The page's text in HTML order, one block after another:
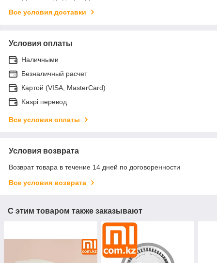
Все условия доставки
Условия оплаты
Наличными
Безналичный расчет
Картой (VISA, MasterCard)
Kaspi перевод
Все условия оплаты
Условия возврата
Возврат товара в течение 14 дней по договоренности
Все условия возврата
С этим товаром также заказывают